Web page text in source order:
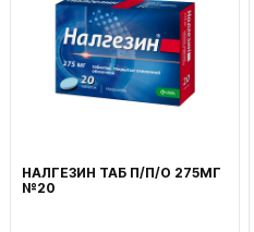
НАЛГЕЗИН ТАБ П/П/О 275МГ
№20